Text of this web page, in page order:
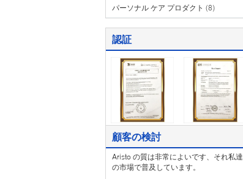
パーソナル ケア プロダクト (8)
認証
顧客の検討
Aristo の質は非常によいです、それ私達
の市場で普及しています。